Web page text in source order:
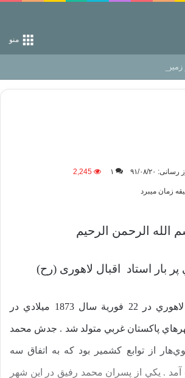
منو
دوری وکناره‌گیری از راه خداست‌!
۹۱/۰۸/۲۰ ۱ 2,245
الله الرحمن الرحیم
بار استاد اقبال لاهوری (رح)
علامه محمد اقبال لاهوري در 22 فورية سال 1873 ميلادي در
پاكستان غربي متولد شد . جدش محمد
از توابع كشمير بود كه به اتفاق سه
آمد . يكي از پسران محمد رفيق در اين شهر